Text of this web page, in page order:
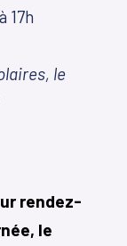
17h
le
rendez-
le